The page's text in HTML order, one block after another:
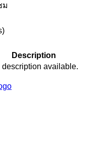
ม
Description
description available.